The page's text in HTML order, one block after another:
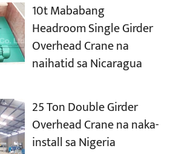
10t Mababang
Headroom Single Girder
Overhead Crane na
naihatid sa Nicaragua
25 Ton Double Girder
Overhead Crane na naka-
install sa Nigeria